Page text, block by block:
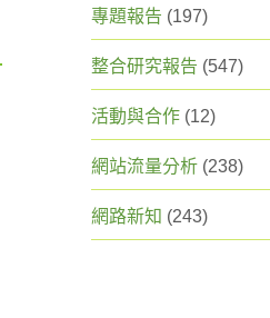
專題報告 (197)
整合研究報告 (547)
活動與合作 (12)
網站流量分析 (238)
網路新知 (243)